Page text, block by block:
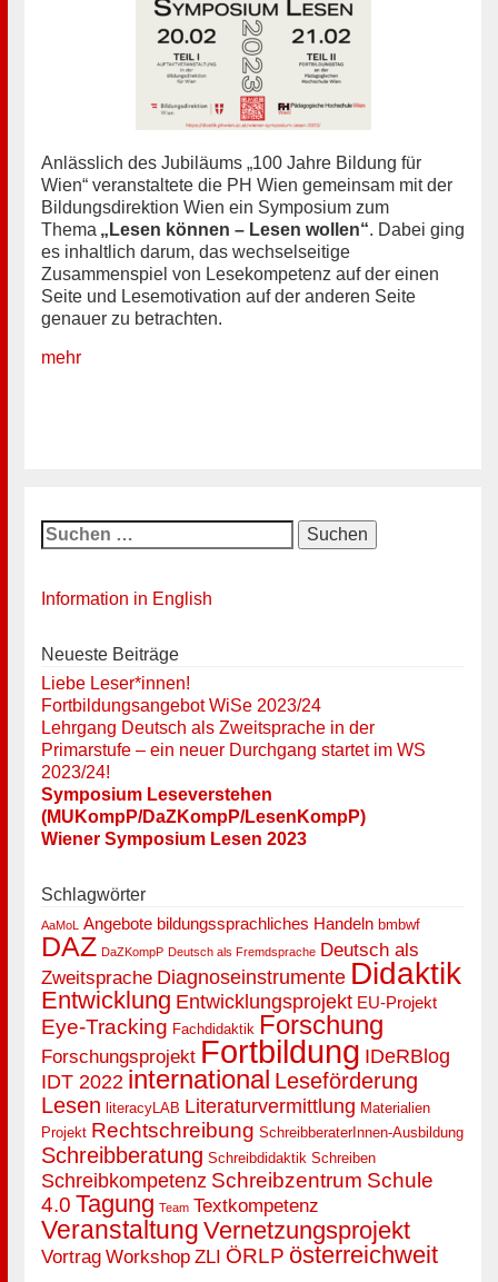
Anlässlich des Jubiläums „100 Jahre Bildung für
Wien“ veranstaltete die PH Wien gemeinsam mit der
Bildungsdirektion Wien ein Symposium zum
Thema „Lesen können – Lesen wollen“. Dabei ging
es inhaltlich darum, das wechselseitige
Zusammenspiel von Lesekompetenz auf der einen
Seite und Lesemotivation auf der anderen Seite
genauer zu betrachten.
mehr
Suchen
nach:
Information in English
Neueste Beiträge
Liebe Leser*innen!
Fortbildungsangebot WiSe 2023/24
Lehrgang Deutsch als Zweitsprache in der
Primarstufe – ein neuer Durchgang startet im WS
2023/24!
Symposium Leseverstehen
(MUKompP/DaZKompP/LesenKompP)
Wiener Symposium Lesen 2023
Schlagwörter
AaMoL Angebote bildungssprachliches Handeln bmbwf
DAZ DaZKompP Deutsch als Fremdsprache Deutsch als
Zweitsprache Diagnoseinstrumente Didaktik
Entwicklung Entwicklungsprojekt EU-Projekt
Eye-Tracking Fachdidaktik Forschung
Forschungsprojekt Fortbildung IDeRBlog
IDT 2022 international Leseförderung
Lesen literacyLAB Literaturvermittlung Materialien
Projekt Rechtschreibung SchreibberaterInnen-Ausbildung
Schreibberatung Schreibdidaktik Schreiben
Schreibkompetenz Schreibzentrum Schule
4.0 Tagung Team Textkompetenz
Veranstaltung Vernetzungsprojekt
Vortrag Workshop ZLI ÖRLP österreichweit